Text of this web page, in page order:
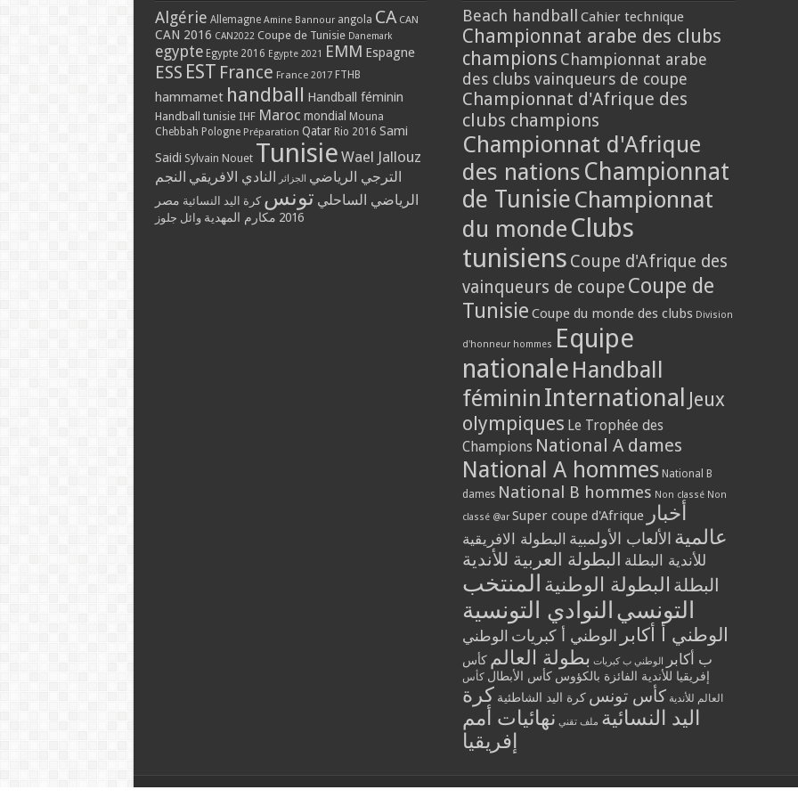
Algérie Allemagne Amine Bannour angola CA CAN
CAN 2016 CAN2022 Coupe de Tunisie Danemark
egypte Egypte 2016 Egypte 2021 EMM Espagne
ESS EST France France 2017 FTHB
hammamet handball Handball féminin
Handball tunisie IHF Maroc mondial Mouna
Chebbah Pologne Préparation Qatar Rio 2016 Sami
Saidi Sylvain Nouet Tunisie Wael Jallouz
الترجي الرياضي الجزائر النادي الافريقي النجم
الرياضي الساحلي تونس كرة اليد النسائية مصر
2016 مكارم المهدية وائل جلوز
Beach handball Cahier technique
Championnat arabe des clubs
champions Championnat arabe
des clubs vainqueurs de coupe
Championnat d'Afrique des
clubs champions
Championnat d'Afrique
des nations Championnat
de Tunisie Championnat
du monde Clubs
tunisiens Coupe d'Afrique des
vainqueurs de coupe Coupe de
Tunisie Coupe du monde des clubs Division
d'honneur hommes Equipe
nationale Handball
féminin International Jeux
olympiques Le Trophée des
Champions National A dames
National A hommes National B
dames National B hommes Non classé Non
classé @ar Super coupe d'Afrique أخبار
عالمية الألعاب الأولمبية البطولة الافريقية
للأندية البطلة البطولة العربية للأندية
البطلة البطولة الوطنية المنتخب
التونسي النوادي التونسية
الوطني أ أكابر الوطني أ كبريات الوطني
ب أكابر
الوطني ب كبريات بطولة العالم كأس
إفريقيا للأندية الفائزة بالكؤوس كأس الأبطال كأس
العالم للأندية كأس تونس كرة اليد الشاطئية كرة
اليد النسائية ملف تقني نهائيات أمم
إفريقيا